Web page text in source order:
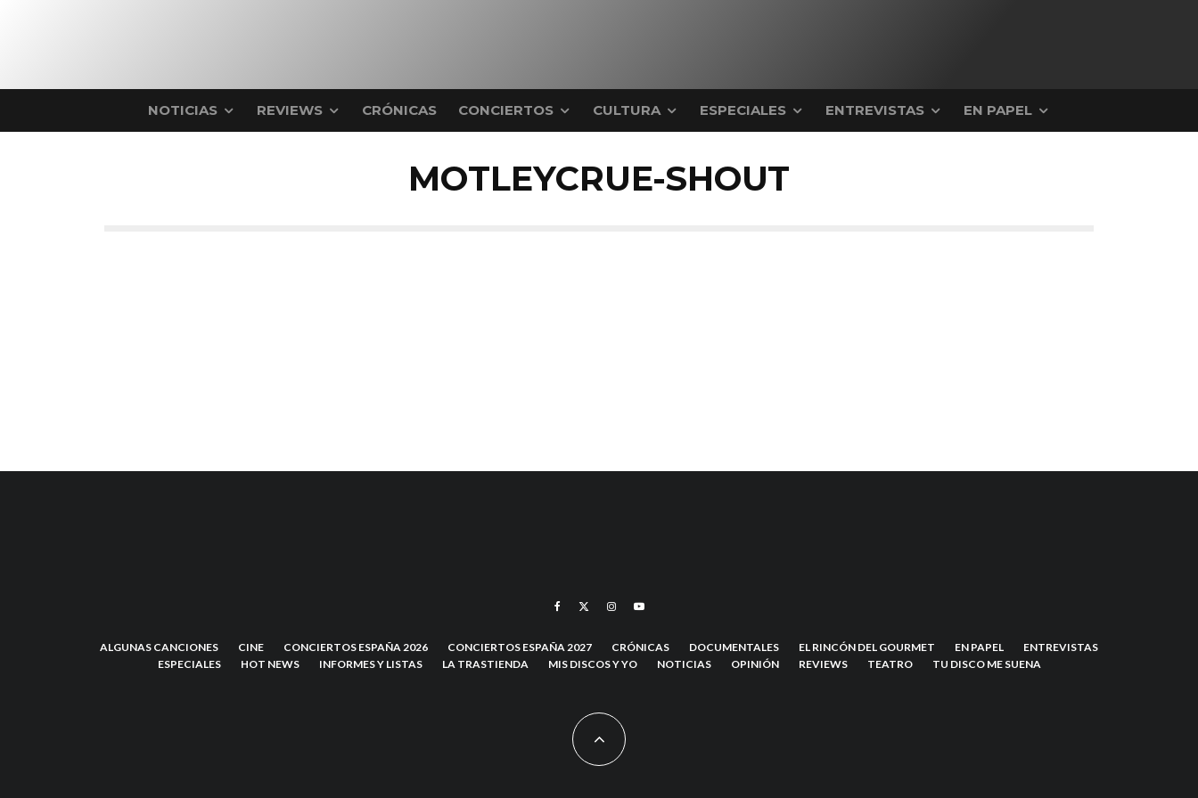
NOTICIAS REVIEWS CRÓNICAS CONCIERTOS CULTURA ESPECIALES ENTREVISTAS EN PAPEL
MOTLEYCRUE-SHOUT
ALGUNAS CANCIONES CINE CONCIERTOS ESPAÑA 2026 CONCIERTOS ESPAÑA 2027 CRÓNICAS DOCUMENTALES EL RINCÓN DEL GOURMET EN PAPEL
ENTREVISTAS
ESPECIALES
HOT NEWS INFORMES Y LISTAS LA TRASTIENDA MIS DISCOS Y YO NOTICIAS OPINIÓN REVIEWS TEATRO TU DISCO ME SUENA